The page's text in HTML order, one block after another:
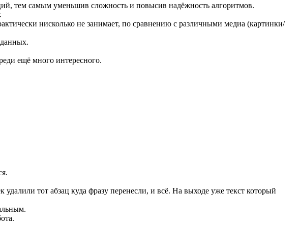
тем самым уменьшив сложность и повысив надёжность алгоритмов.
нисколько не занимает, по сравнению с различными медиа (картинки/
ещё много интересного.
удалили тот абзац куда фразу перенесли, и всё. На выходе уже текст который